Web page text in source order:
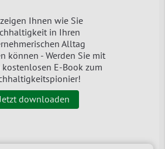
Ihnen wie Sie
in Ihren
Alltag
können - Werden Sie mit
kostenlosen E-Book zum
downloaden